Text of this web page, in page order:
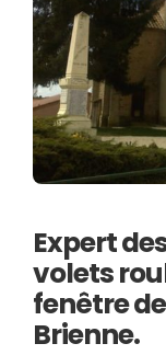
Expert
volets
fenêtre
Brienne.